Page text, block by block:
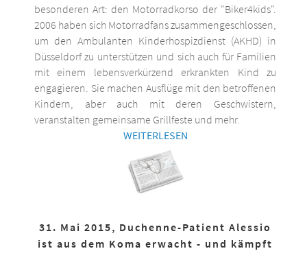
besonderen Art: den Motorradkorso der "Biker4kids".
2006 haben sich Motorradfans zusammengeschlossen,
um den Ambulanten Kinderhospizdienst (AKHD) in
Düsseldorf zu unterstützen und sich auch für Familien
mit einem lebensverkürzend erkrankten Kind zu
engagieren. Sie machen Ausflüge mit den betroffenen
Kindern, aber auch mit deren Geschwistern,
veranstalten gemeinsame Grillfeste und mehr.
WEITERLESEN
31. Mai 2015, Duchenne-Patient Alessio
ist aus dem Koma erwacht - und kämpft